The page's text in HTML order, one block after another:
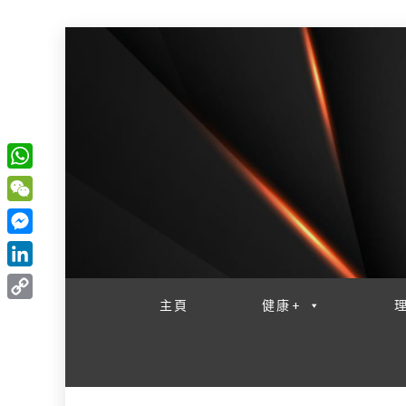
主頁 健康+
W
h
a
t
s
W
e
C
h
M
e
s
L
i